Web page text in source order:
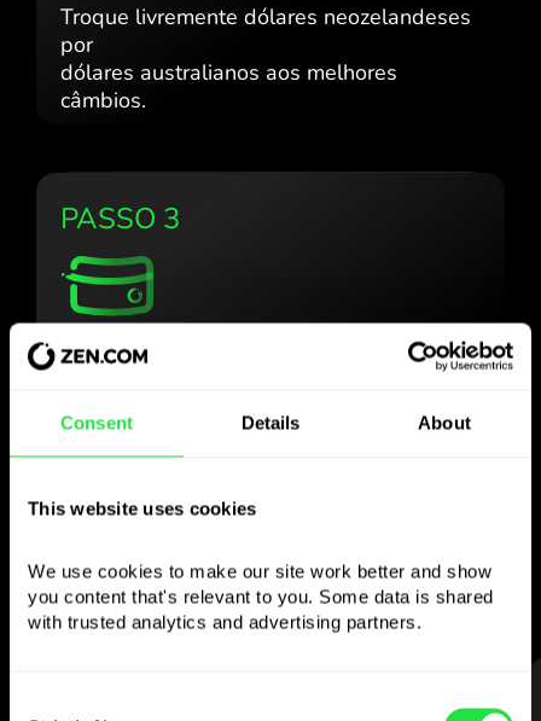
Consent Details About
This website uses cookies
We use cookies to make our site work better and show
you content that's relevant to you. Some data is shared
with trusted analytics and advertising partners.
Troque livremente dólares neozelandeses
por
dólares australianos aos melhores
câmbios.
PASSO 3
Use a moeda
escolhida
como quiser
levante em multibancos sem
comissão, pague com o cartão multi-
moeda
— simples e sem stress.